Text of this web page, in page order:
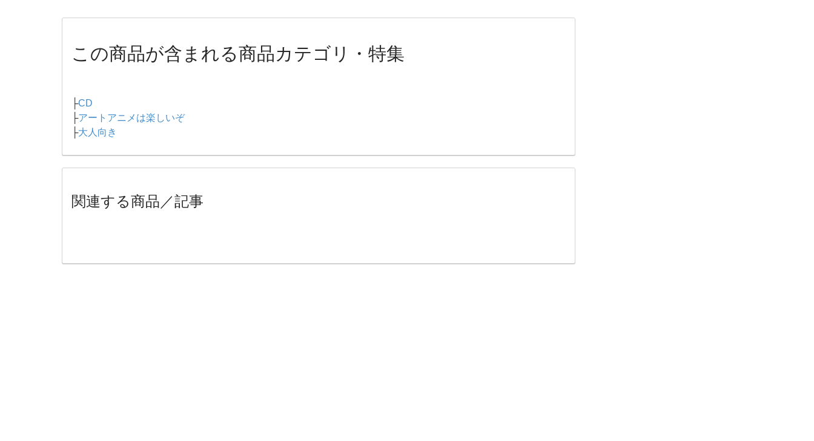
この商品が含まれる商品カテゴリ・特集
├CD
├アートアニメは楽しいぞ
├大人向き
関連する商品／記事